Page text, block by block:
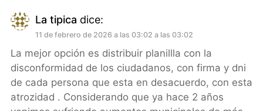
La tipica dice:
11 de febrero de 2026 a las 03:02 a las 03:02
La mejor opción es distribuir planillla con la
disconformidad de los ciudadanos, con firma y dni
de cada persona que esta en desacuerdo, con esta
atrozidad . Considerando que ya hace 2 años